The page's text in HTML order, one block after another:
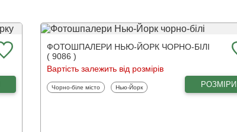
ФОТОШПАЛЕРИ НЬЮ-ЙОРК ЧОРНО-БІЛІ
( 9086 )
Вартість залежить від розмірів
Фотошпалери
Чорно-біле місто Фотошпалери
Нью-Йорк РОЗМІРИ